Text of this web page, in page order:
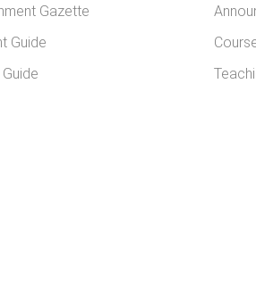
Gazette
Guide